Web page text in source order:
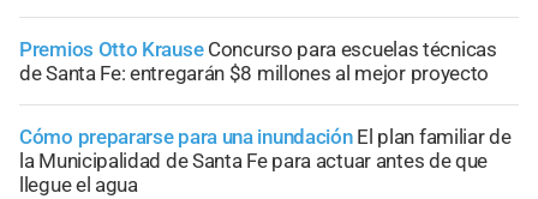
Premios Otto Krause Concurso para escuelas técnicas
de Santa Fe: entregarán $8 millones al mejor proyecto
Cómo prepararse para una inundación El plan familiar de
la Municipalidad de Santa Fe para actuar antes de que
llegue el agua